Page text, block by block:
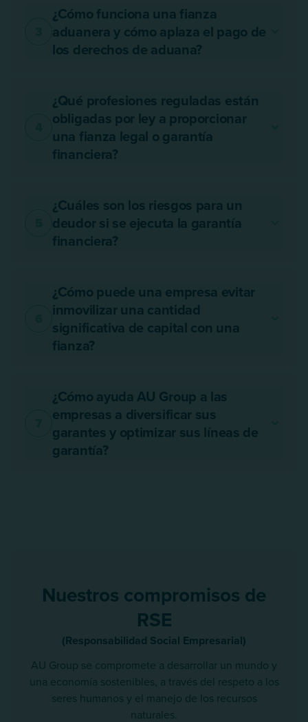
¿Cómo funciona una fianza
aduanera y cómo aplaza el pago de
los derechos de aduana?
¿Qué profesiones reguladas están
obligadas por ley a proporcionar
una fianza legal o garantía
financiera?
¿Cuáles son los riesgos para un
deudor si se ejecuta la garantía
financiera?
¿Cómo puede una empresa evitar
inmovilizar una cantidad
significativa de capital con una
fianza?
¿Cómo ayuda AU Group a las
empresas a diversificar sus
garantes y optimizar sus líneas de
garantía?
Nuestros compromisos de
RSE
(Responsabilidad Social Empresarial)
AU Group se compromete a desarrollar un mundo y
una economía sostenibles, a través del respeto a los
seres humanos y el manejo de los recursos
naturales.